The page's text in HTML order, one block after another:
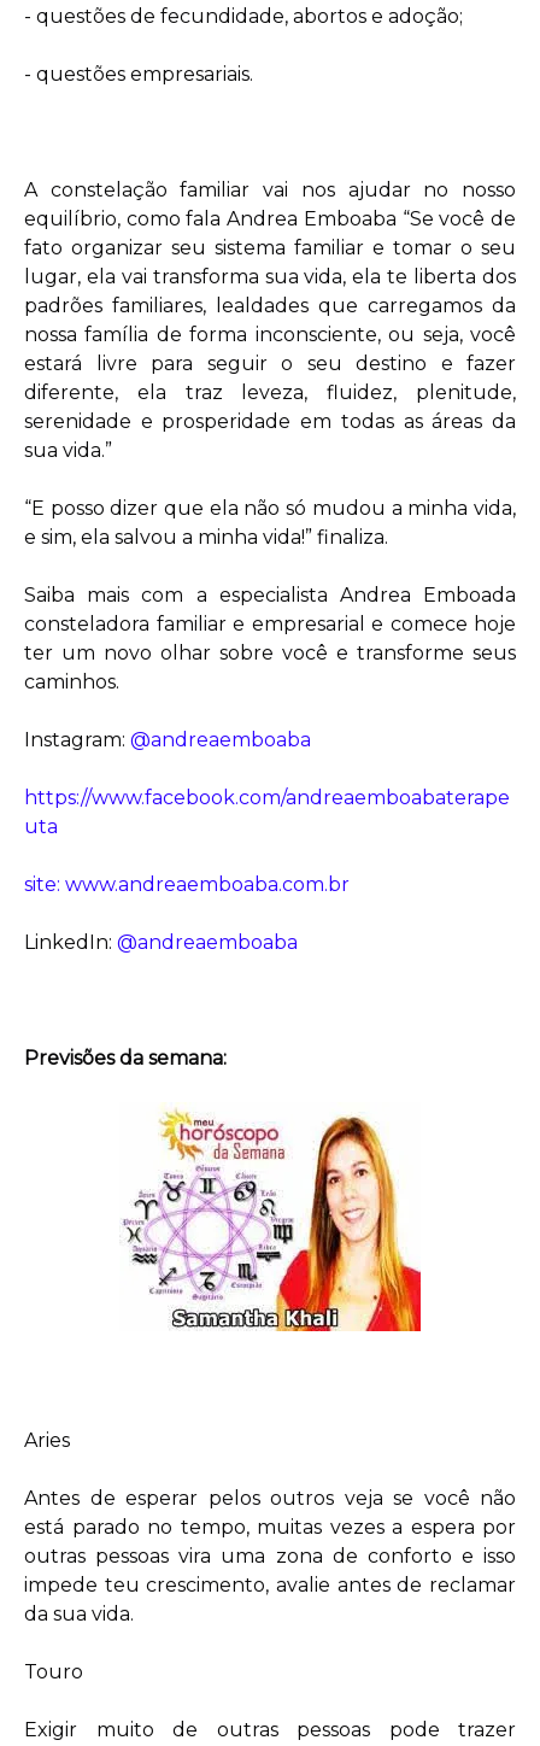
- questões de fecundidade, abortos e adoção;
- questões empresariais.
A constelação familiar vai nos ajudar no nosso
equilíbrio, como fala Andrea Emboaba “Se você de
fato organizar seu sistema familiar e tomar o seu
lugar, ela vai transforma sua vida, ela te liberta dos
padrões familiares, lealdades que carregamos da
nossa família de forma inconsciente, ou seja, você
estará livre para seguir o seu destino e fazer
diferente, ela traz leveza, fluidez, plenitude,
serenidade e prosperidade em todas as áreas da
sua vida.”
“E posso dizer que ela não só mudou a minha vida,
e sim, ela salvou a minha vida!” finaliza.
Saiba mais com a especialista Andrea Emboada
consteladora familiar e empresarial e comece hoje
ter um novo olhar sobre você e transforme seus
caminhos.
Instagram: @andreaemboaba
https://www.facebook.com/andreaemboabaterape
uta
site: www.andreaemboaba.com.br
LinkedIn: @andreaemboaba
Previsões da semana:
Aries
Antes de esperar pelos outros veja se você não
está parado no tempo, muitas vezes a espera por
outras pessoas vira uma zona de conforto e isso
impede teu crescimento, avalie antes de reclamar
da sua vida.
Touro
Exigir muito de outras pessoas pode trazer